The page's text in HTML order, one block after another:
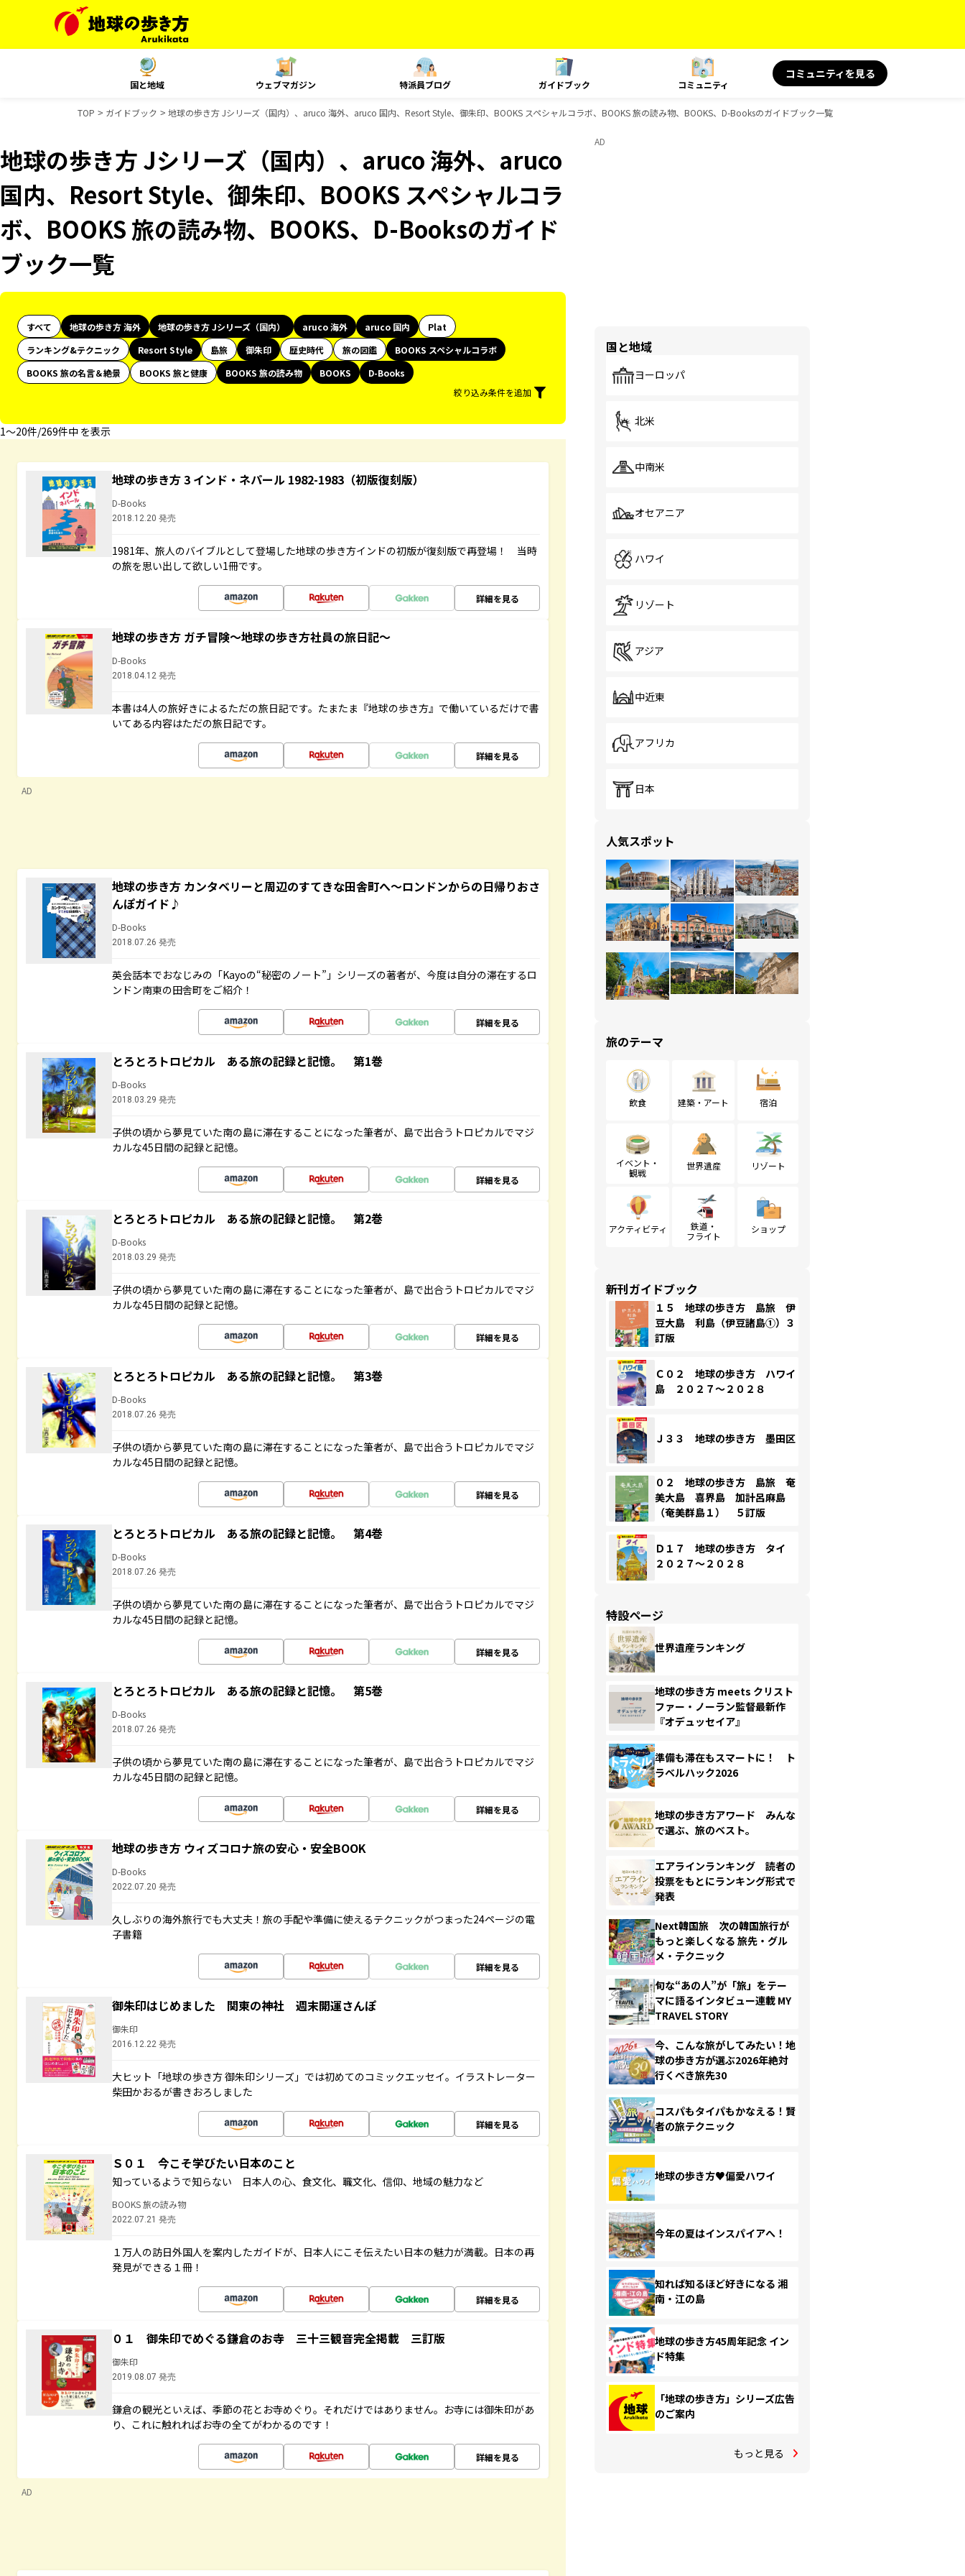
国と地域 ウェブマガジン 特派員ブログ ガイドブック コミュニティ
コミュニティを見る
TOP ガイドブック 地球の歩き方 Jシリーズ（国内）、aruco 海外、aruco 国内、Resort Style、御朱印、BOOKS スペシャルコラボ、BOOKS 旅の読み物、BOOKS、D-Booksのガイドブック一覧
地球の歩き方 Jシリーズ（国内）、aruco 海外、aruco
国内、Resort Style、御朱印、BOOKS スペシャルコラ
ボ、BOOKS 旅の読み物、BOOKS、D-Booksのガイド
ブック一覧
すべて 地球の歩き方 海外 地球の歩き方 Jシリーズ（国内） aruco 海外 aruco 国内
Plat
ランキング&テクニック
Resort Style 島旅 御朱印 歴史時代 旅の図鑑
BOOKS スペシャルコラボ
BOOKS 旅の名言＆絶景
BOOKS 旅と健康 BOOKS 旅の読み物 BOOKS
D-Books
絞り込み条件を追加
1〜20件/269件中 を表示
地球の歩き方 3 インド・ネパール 1982-1983（初版復刻版）
D-Books
2018.12.20 発売
1981年、旅人のバイブルとして登場した地球の歩き方インドの初版が復刻版で再登場！ 当時
の旅を思い出して欲しい1冊です。
詳細を見る
地球の歩き方 ガチ冒険～地球の歩き方社員の旅日記～
D-Books
2018.04.12 発売
本書は4人の旅好きによるただの旅日記です。たまたま『地球の歩き方』で働いているだけで書
いてある内容はただの旅日記です。
詳細を見る
AD
地球の歩き方 カンタベリーと周辺のすてきな田舎町へ～ロンドンからの日帰りおさ
んぽガイド♪
D-Books
2018.07.26 発売
英会話本でおなじみの「Kayoの“秘密のノート”」シリーズの著者が、今度は自分の滞在するロ
ンドン南東の田舎町をご紹介！
詳細を見る
とろとろトロピカル ある旅の記録と記憶。 第1巻
D-Books
2018.03.29 発売
子供の頃から夢見ていた南の島に滞在することになった筆者が、島で出合うトロピカルでマジ
カルな45日間の記録と記憶。
詳細を見る
とろとろトロピカル ある旅の記録と記憶。 第2巻
D-Books
2018.03.29 発売
子供の頃から夢見ていた南の島に滞在することになった筆者が、島で出合うトロピカルでマジ
カルな45日間の記録と記憶。
詳細を見る
とろとろトロピカル ある旅の記録と記憶。 第3巻
D-Books
2018.07.26 発売
子供の頃から夢見ていた南の島に滞在することになった筆者が、島で出合うトロピカルでマジ
カルな45日間の記録と記憶。
詳細を見る
とろとろトロピカル ある旅の記録と記憶。 第4巻
D-Books
2018.07.26 発売
子供の頃から夢見ていた南の島に滞在することになった筆者が、島で出合うトロピカルでマジ
カルな45日間の記録と記憶。
詳細を見る
とろとろトロピカル ある旅の記録と記憶。 第5巻
D-Books
2018.07.26 発売
子供の頃から夢見ていた南の島に滞在することになった筆者が、島で出合うトロピカルでマジ
カルな45日間の記録と記憶。
詳細を見る
地球の歩き方 ウィズコロナ旅の安心・安全BOOK
D-Books
2022.07.20 発売
久しぶりの海外旅行でも大丈夫！旅の手配や準備に使えるテクニックがつまった24ページの電
子書籍
詳細を見る
御朱印はじめました 関東の神社 週末開運さんぽ
御朱印
2016.12.22 発売
大ヒット「地球の歩き方 御朱印シリーズ」では初めてのコミックエッセイ。イラストレーター
柴田かおるが書きおろしました
詳細を見る
Ｓ０１ 今こそ学びたい日本のこと
知っているようで知らない 日本人の心、食文化、職文化、信仰、地域の魅力など
BOOKS 旅の読み物
2022.07.21 発売
１万人の訪日外国人を案内したガイドが、日本人にこそ伝えたい日本の魅力が満載。日本の再
発見ができる１冊！
詳細を見る
０１ 御朱印でめぐる鎌倉のお寺 三十三観音完全掲載 三訂版
御朱印
2019.08.07 発売
鎌倉の観光といえば、季節の花とお寺めぐり。それだけではありません。お寺には御朱印があ
り、これに触れればお寺の全てがわかるのです！
詳細を見る
AD
AD
国と地域
ヨーロッパ
北米
中南米
オセアニア
ハワイ
リゾート
アジア
中近東
アフリカ
日本
人気スポット
旅のテーマ
飲食 建築・アート 宿泊
イベント・
観戦
世界遺産 リゾート
アクティビティ
鉄道・
フライト
ショップ
新刊ガイドブック
１５ 地球の歩き方 島旅 伊
豆大島 利島（伊豆諸島①）３
訂版
Ｃ０２ 地球の歩き方 ハワイ
島 ２０２７～２０２８
Ｊ３３ 地球の歩き方 墨田区
０２ 地球の歩き方 島旅 奄
美大島 喜界島 加計呂麻島
（奄美群島１） ５訂版
Ｄ１７ 地球の歩き方 タイ
２０２７～２０２８
特設ページ
世界遺産ランキング
地球の歩き方 meets クリスト
ファー・ノーラン監督最新作
『オデュッセイア』
準備も滞在もスマートに！ ト
ラベルハック2026
地球の歩き方アワード みんな
で選ぶ、旅のベスト。
エアラインランキング 読者の
投票をもとにランキング形式で
発表
Next韓国旅 次の韓国旅行が
もっと楽しくなる 旅先・グル
メ・テクニック
旬な“あの人”が「旅」をテー
マに語るインタビュー連載 MY
TRAVEL STORY
今、こんな旅がしてみたい！地
球の歩き方が選ぶ2026年絶対
行くべき旅先30
コスパもタイパもかなえる！賢
者の旅テクニック
地球の歩き方♥偏愛ハワイ
今年の夏はインスパイアへ！
知れば知るほど好きになる 湘
南・江の島
地球の歩き方45周年記念 イン
ド特集
「地球の歩き方」シリーズ広告
のご案内
もっと見る